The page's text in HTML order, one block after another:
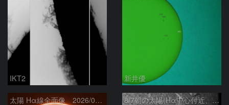
IKT2 新井優
太陽 Hα線全面像 2026/08/07 8/7朝の太陽(Hα中心付近、4498、4502付近)